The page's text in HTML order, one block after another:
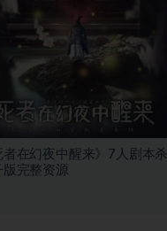
者在幻夜中醒来》7人剧本杀
版完整资源